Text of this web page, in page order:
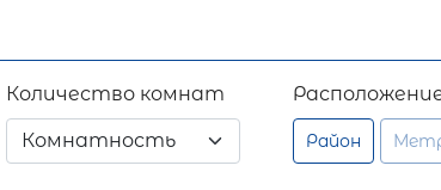
Количество комнат
Комнатность Район